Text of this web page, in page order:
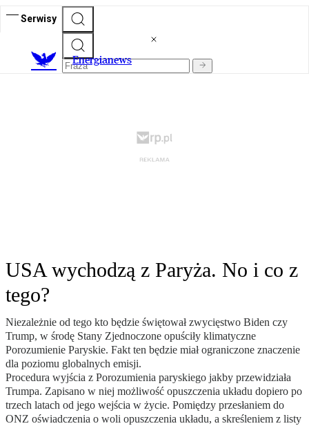
Serwisy
Energianews
USA wychodzą z Paryża. No i co z
tego?
Niezależnie od tego kto będzie świętował zwycięstwo Biden czy
Trump, w środę Stany Zjednoczone opuściły klimatyczne
Porozumienie Paryskie. Fakt ten będzie miał ograniczone znaczenie
dla poziomu globalnych emisji.
Procedura wyjścia z Porozumienia paryskiego jakby przewidziała
Trumpa. Zapisano w niej możliwość opuszczenia układu dopiero po
trzech latach od jego wejścia w życie. Pomiędzy przesłaniem do
ONZ oświadczenia o woli opuszczenia układu, a skreśleniem z listy